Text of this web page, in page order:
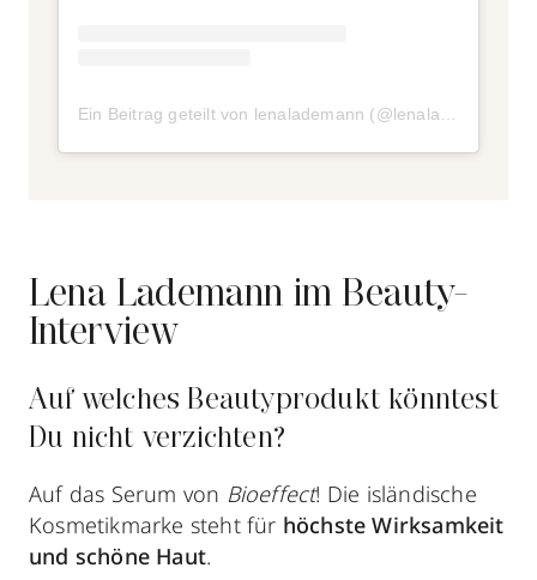
Lena Lademann im Beauty-
Interview
Auf welches Beautyprodukt könntest
Du nicht verzichten?
Auf das Serum von Bioeffect! Die isländische
Kosmetikmarke steht für höchste Wirksamkeit
und schöne Haut.